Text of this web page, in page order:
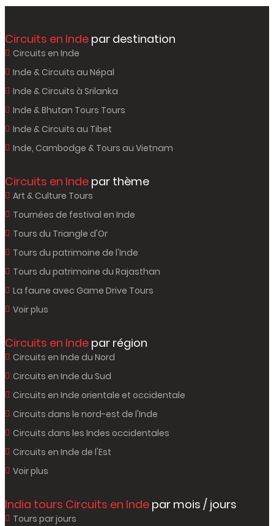
Circuits en Inde par destination
Circuits en Inde
Inde & Circuits au Népal
Inde & Circuits à Srilanka
Inde & Bhutan Tours Tours
Inde & Circuits au Tibet
Inde, Cambodge & Tours au Vietnam
Circuits en Inde par thème
Art & Culture Tours
Tournées de festival en Inde
Tours du Triangle d'Or
Tours du patrimoine de l'Inde
Tours du patrimoine du Rajasthan
La faune avec Game Drive Tours
Voir plus
Circuits en Inde par région
Circuits en Inde du Nord
Circuits en Inde du Sud
Circuits en Inde orientale et occidentale
Circuits dans le nord-est de l'Inde
Circuits dans les Indes occidentales
Circuits en Inde de l'Est
Voir plus
India tours Circuits en Inde par mois / jours
Tours par jours